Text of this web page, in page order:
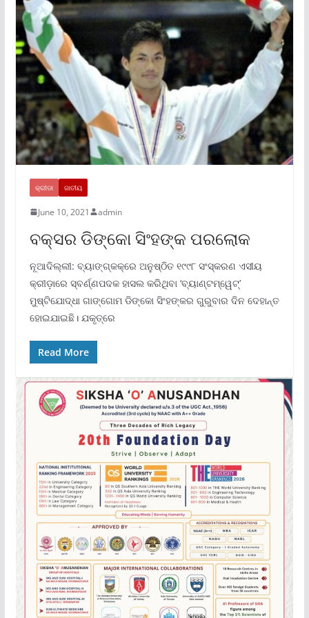
କ୍ରୀଡା ଜାତୀୟ
June 10, 2021 admin
ବକ୍ସର ଡିଙ୍କୋ ସିଂହଙ୍କ ପରଲୋକ
ନୂଆଦିଲ୍ଲୀ: ବ୍ୟାଙ୍ଗ୍କକ୍ରେ ଅନୁଷ୍ଠିତ ୧୯୯୮ ସଂସ୍କରଣ ଏସୀୟ
କ୍ରୀଡ଼ାରେ ସ୍ବର୍ଣ୍ଣପଦକ ହାସଲ କରିଥିବା ‘ବ୍ୟାଣ୍ଟମ୍ୱେଟ୍’
ମୁଷ୍ଟିଯୋଦ୍ଧା ଗାଙ୍ଗୋମ ଡିଙ୍କୋ ସିଂହଙ୍କର ଗୁରୁବାର ଦିନ ଦେହାନ୍ତ
ହୋଇଯାଇଛି। ଯକୃତ୍ରେ
Read More